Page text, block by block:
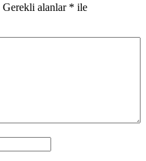
Gerekli alanlar * ile